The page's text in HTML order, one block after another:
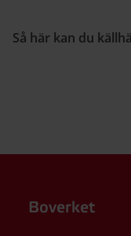
Så här kan du
Boverket